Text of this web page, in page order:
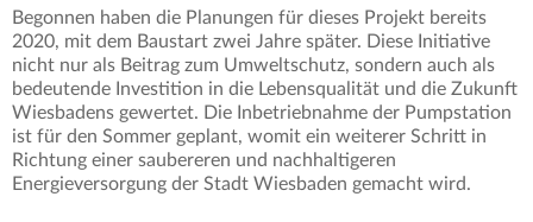
Begonnen haben die Planungen für dieses Projekt bereits
2020, mit dem Baustart zwei Jahre später. Diese Initiative
nicht nur als Beitrag zum Umweltschutz, sondern auch als
bedeutende Investition in die Lebensqualität und die Zukunft
Wiesbadens gewertet. Die Inbetriebnahme der Pumpstation
ist für den Sommer geplant, womit ein weiterer Schritt in
Richtung einer saubereren und nachhaltigeren
Energieversorgung der Stadt Wiesbaden gemacht wird.